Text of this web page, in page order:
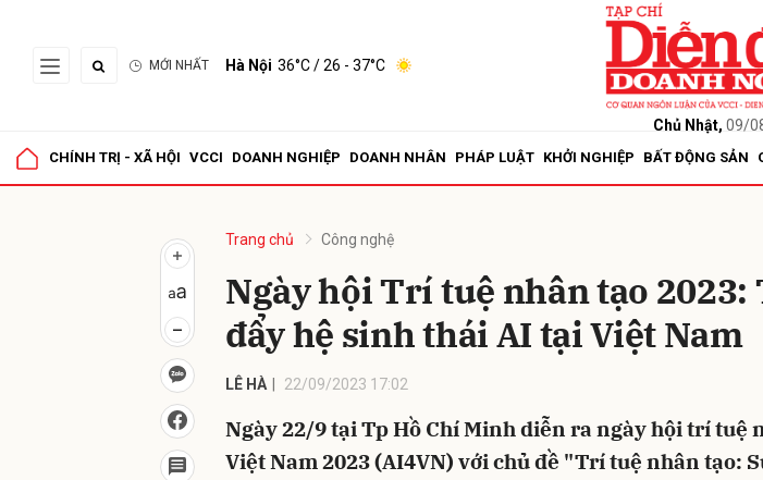
MỚI NHẤT Hà Nội 36°C/ 26 - 37°C
Chủ Nhật, 09/
CHÍNH TRỊ - XÃ HỘI VCCI DOANH NGHIỆP DOANH NHÂN PHÁP LUẬT KHỞI NGHIỆP BẤT ĐỘNG SẢN
Trang chủ Công nghệ
Ngày hội Trí tuệ nhân tạo 2023:
đẩy hệ sinh thái AI tại Việt Nam
LÊ HÀ 22/09/2023 17:02
Ngày 22/9 tại Tp Hồ Chí Minh diễn ra ngày hội trí tuệ
Việt Nam 2023 (AI4VN) với chủ đề "Trí tuệ nhân tạo: